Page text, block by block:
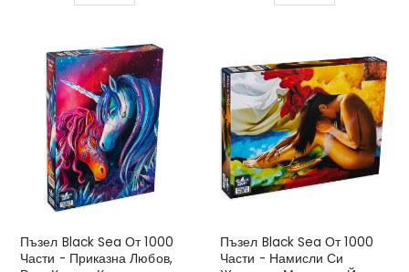
Пъзел Black Sea От 1000
Части - Приказна Любов,
Пъзел Black Sea От 1000
Части - Намисли Си